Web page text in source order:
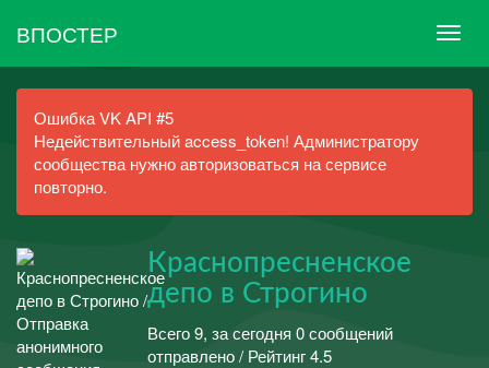
ВПОСТЕР
Ошибка VK API #5
Недействительный access_token! Администратору
сообщества нужно авторизоваться на сервисе
повторно.
Краснопресненское
депо в Строгино
Всего 9, за сегодня 0 сообщений
отправлено / Рейтинг 4.5